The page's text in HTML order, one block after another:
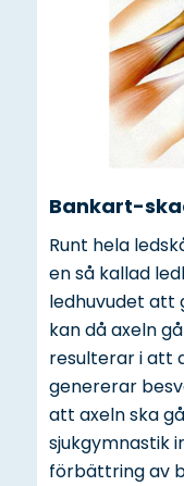
Bankart-
Runt hela
en så kallad
ledhuvudet att
kan då axeln
resulterar i att
genererar
att axeln ska
sjukgymnastik
förbättring av